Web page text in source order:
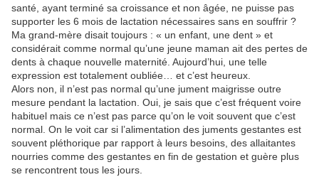
santé, ayant terminé sa croissance et non âgée, ne puisse pas
supporter les 6 mois de lactation nécessaires sans en souffrir ?
Ma grand-mère disait toujours : « un enfant, une dent » et
considérait comme normal qu’une jeune maman ait des pertes de
dents à chaque nouvelle maternité. Aujourd’hui, une telle
expression est totalement oubliée… et c’est heureux.
Alors non, il n’est pas normal qu’une jument maigrisse outre
mesure pendant la lactation. Oui, je sais que c’est fréquent voire
habituel mais ce n’est pas parce qu’on le voit souvent que c’est
normal. On le voit car si l’alimentation des juments gestantes est
souvent pléthorique par rapport à leurs besoins, des allaitantes
nourries comme des gestantes en fin de gestation et guère plus
se rencontrent tous les jours.